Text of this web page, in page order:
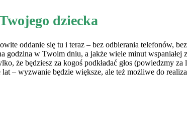
dziecka
oddanie się tu i teraz – bez odbierania telefonów,
w Twoim dniu, a jakże wiele minut
że będziesz za kogoś podkładać głos (powiedzmy
– wyzwanie będzie większe, ale też możliwe do